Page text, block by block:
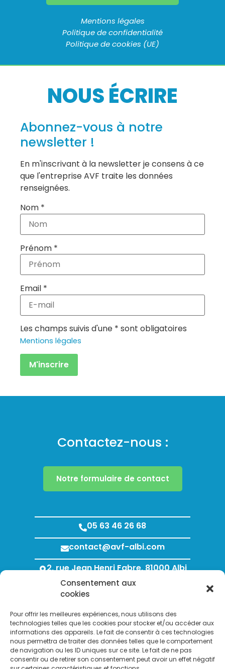
Consentement aux
cookies
Pour offrir les meilleures expériences, nous utilisons des
technologies telles que les cookies pour stocker et/ou accéder aux
informations des appareils. Le fait de consentir à ces technologies
nous permettra de traiter des données telles que le comportement
de navigation ou les ID uniques sur ce site. Le fait de ne pas
consentir ou de retirer son consentement peut avoir un effet négatif
Mentions légales
Politique de confidentialité
Politique de cookies (UE)
NOUS ÉCRIRE
Abonnez-vous à notre
newsletter !
En m'inscrivant à la newsletter je consens à ce
que l'entreprise AVF traite les données
renseignées.
Nom *
Prénom *
Email *
Les champs suivis d'une * sont obligatoires
Mentions légales
Contactez-nous :
Notre formulaire de contact
05 63 46 26 68
contact@avf-albi.com
2, rue Jean Henri Fabre, 81000 Albi
Lundi au Jeudi : 8h00 - 12h00 / 13h30 - 18h00